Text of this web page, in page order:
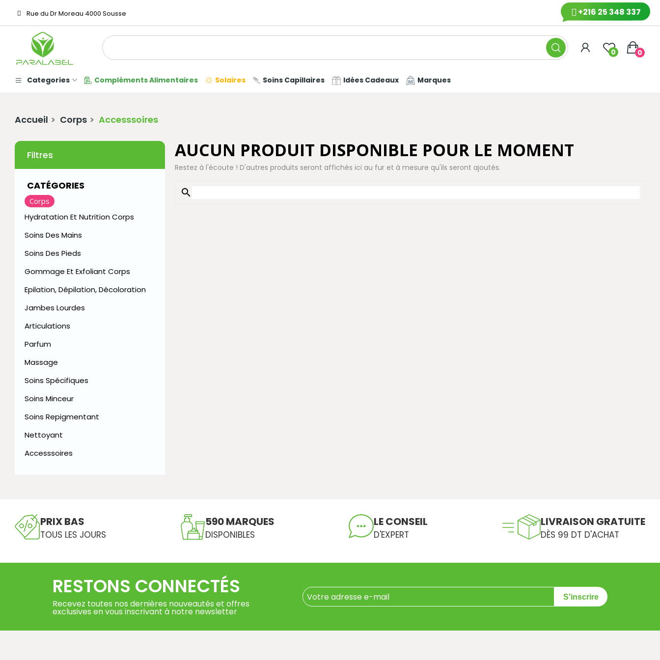
Rue du Dr Moreau 4000 Sousse +216 25 348 337
0 0
Categories Compléments Alimentaires Solaires Soins Capillaires Idées Cadeaux Marques
Accueil Corps Accesssoires
Filtres
CATÉGORIES
Corps
Hydratation Et Nutrition Corps
Soins Des Mains
Soins Des Pieds
Gommage Et Exfoliant Corps
Epilation, Dépilation, Décoloration
Jambes Lourdes
Articulations
Parfum
Massage
Soins Spécifiques
Soins Minceur
Soins Repigmentant
Nettoyant
Accesssoires
AUCUN PRODUIT DISPONIBLE POUR LE MOMENT
Restez à l'écoute ! D'autres produits seront affichés ici au fur et à mesure qu'ils seront ajoutés.
search
PRIX BAS
TOUS LES JOURS
590 MARQUES
DISPONIBLES
LE CONSEIL
D'EXPERT
LIVRAISON GRATUITE
DÈS 99 DT D'ACHAT
RESTONS CONNECTÉS
Recevez toutes nos dernières nouveautés et offres
exclusives en vous inscrivant à notre newsletter
S'inscrire